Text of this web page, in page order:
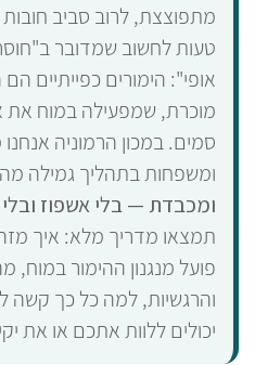
מתפוצצת, לרוב סביב
טעות לחשוב שמדובר
אופי": הימורים כפייתיים
מוכרת, שמפעילה במוח את
סמים. במכון הרמוניה אנחנו
ומשפחות בתהליך גמילה
ומכבדת — בלי אשפוז ובלי
תמצאו מדריך מלא: איך
פועל מנגנון ההימור במוח,
והרגשיות, למה כל כך קשה
יכולים ללוות אתכם או את